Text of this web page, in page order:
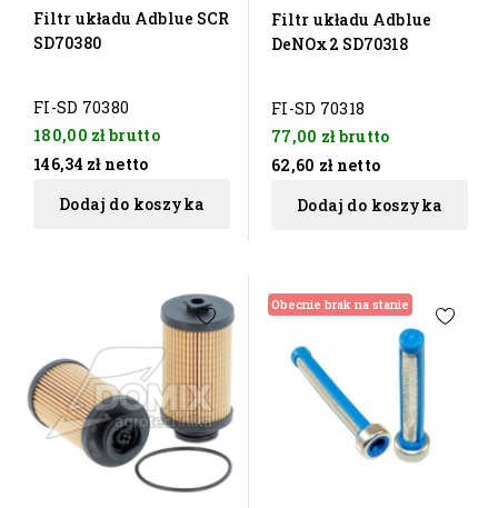
Filtr układu Adblue SCR
SD70380
FI-SD 70380
180,00 złbrutto
146,34 zł netto
Dodaj do koszyka
Filtr układu Adblue
DeNOx2 SD70318
FI-SD 70318
77,00 złbrutto
62,60 zł netto
Dodaj do koszyka
Obecnie brak na stanie